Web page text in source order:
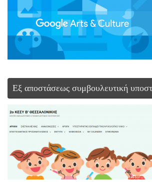
Εξ αποστάσεως συμβουλευτική